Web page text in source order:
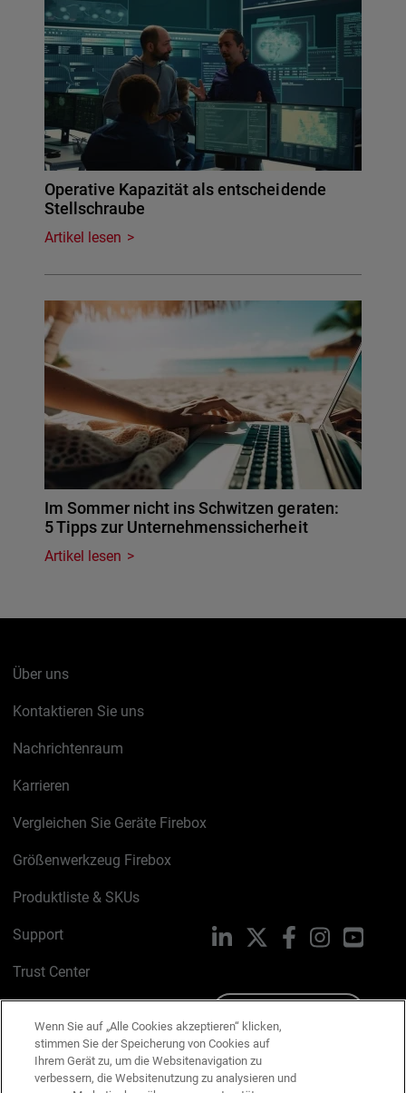
Operative Kapazität als entscheidende
Stellschraube
Artikel lesen
Im Sommer nicht ins Schwitzen geraten:
5 Tipps zur Unternehmenssicherheit
Artikel lesen
Über uns
Kontaktieren Sie uns
Nachrichtenraum
Karrieren
Vergleichen Sie Geräte Firebox
Größenwerkzeug Firebox
Produktliste & SKUs
Support
Trust Center
Cookie-Richtlinie
Datenschutzrichtlinie
LinkedIn FacebookInstagram
Wenn Sie auf „Alle Cookies akzeptieren“ klicken,
stimmen Sie der Speicherung von Cookies auf
Ihrem Gerät zu, um die Websitenavigation zu
verbessern, die Websitenutzung zu analysieren und